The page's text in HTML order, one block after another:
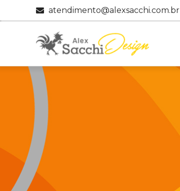
atendimento@alexsacchi.com.br